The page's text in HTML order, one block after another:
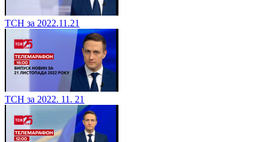
ТСН за 2022.11.21
ТСН за 2022. 11. 21